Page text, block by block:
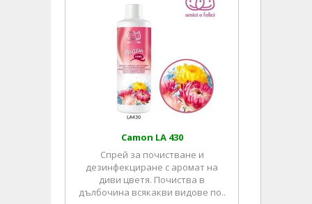
Camon LA 430
Спрей за почистване и
дезинфекциране с аромат на
диви цветя. Почиства в
дълбочина всякакви видове по..